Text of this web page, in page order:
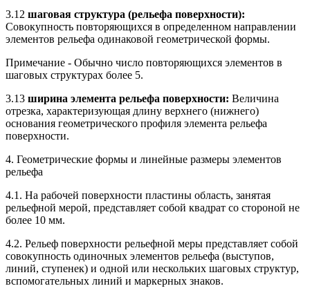
3.12 шаговая структура (рельефа поверхности):
Совокупность повторяющихся в определенном направлении
элементов рельефа одинаковой геометрической формы.
Примечание - Обычно число повторяющихся элементов в
шаговых структурах более 5.
3.13 ширина элемента рельефа поверхности: Величина
отрезка, характеризующая длину верхнего (нижнего)
основания геометрического профиля элемента рельефа
поверхности.
4. Геометрические формы и линейные размеры элементов
рельефа
4.1. На рабочей поверхности пластины область, занятая
рельефной мерой, представляет собой квадрат со стороной не
более 10 мм.
4.2. Рельеф поверхности рельефной меры представляет собой
совокупность одиночных элементов рельефа (выступов,
линий, ступенек) и одной или нескольких шаговых структур,
вспомогательных линий и маркерных знаков.